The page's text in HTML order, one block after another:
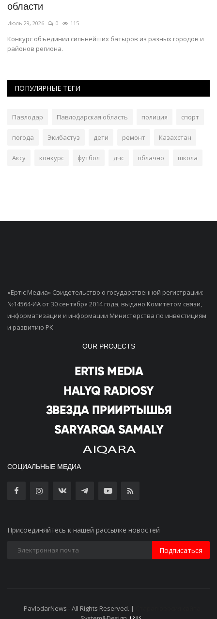
области
Июль 29, 2026 0 115
Конкурс объединил сильнейших батыров из разных городов и
районов региона.
ПОПУЛЯРНЫЕ ТЕГИ
Павлодар Павлодарская область полиция спорт
погода Экибастуз дети ремонт Казахстан
Аксу конкурс футбол дчс облачно школа
«Ертiс Медиа» Свидетельство о государственной регистрации:
№14564-ИА от 30 сентября 2014 года, выдано Комитетом связи,
информатизации и информации Министерства по инвестициям
и развитию РК
OUR PROJECTS
СОЦИАЛЬНЫЕ МЕДИА
Присоединяйтесь к нашей рассылке новостей
Подписаться
PavlodarNews - All Rights Reserved. |